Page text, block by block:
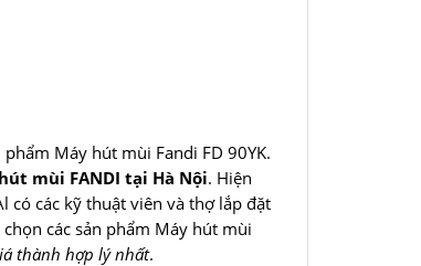
Máy hút mùi Fandi FD 90YK.
mùi FANDI tại Hà Nội. Hiện
có các kỹ thuật viên và thợ lắp đặt
các sản phẩm Máy hút mùi
thành hợp lý nhất.